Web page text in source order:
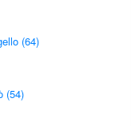
(64)
(54)